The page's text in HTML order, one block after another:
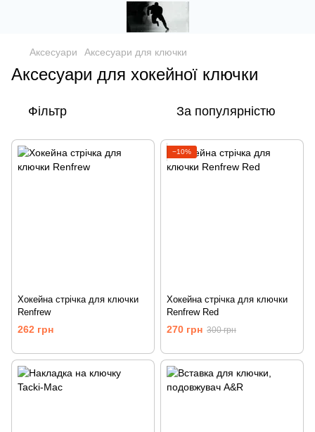
Аксесуари Аксесуари для ключки
Аксесуари для хокейної ключки
Фільтр За популярністю
Хокейна стрічка для ключки
Renfrew
262 грн
−10%
Хокейна стрічка для ключки
Renfrew Red
270 грн 300 грн